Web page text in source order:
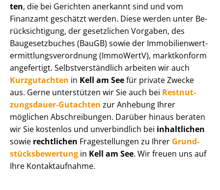
ten, die bei Gerichten anerkannt sind und vom
Finanzamt geschätzt werden. Diese werden unter Be­
rück­sich­ti­gung, der gesetzlichen Vorgaben, des
Baugesetzbuches (BauGB) sowie der Im­mo­bi­li­en­wert­
ermitt­lungs­ver­ord­nung (ImmoWertV), marktkonform
angefertigt. Selbst­ver­ständ­lich arbeiten wir auch
Kurzgutachten in Kell am Seefür private Zwecke
aus. Gerne unterstützen wir Sie auch bei Rest­nut­
zungs­dau­er-Gutachten zur Anhebung Ihrer
möglichen Abschreibungen. Darüber hinaus beraten
wir Sie kostenlos und unverbindlich bei inhaltlichen
sowie rechtlichen Fragestellungen zu Ihrer Grund­
stücks­be­wer­tung in Kell am See. Wir freuen uns auf
Ihre Kontaktaufnahme.